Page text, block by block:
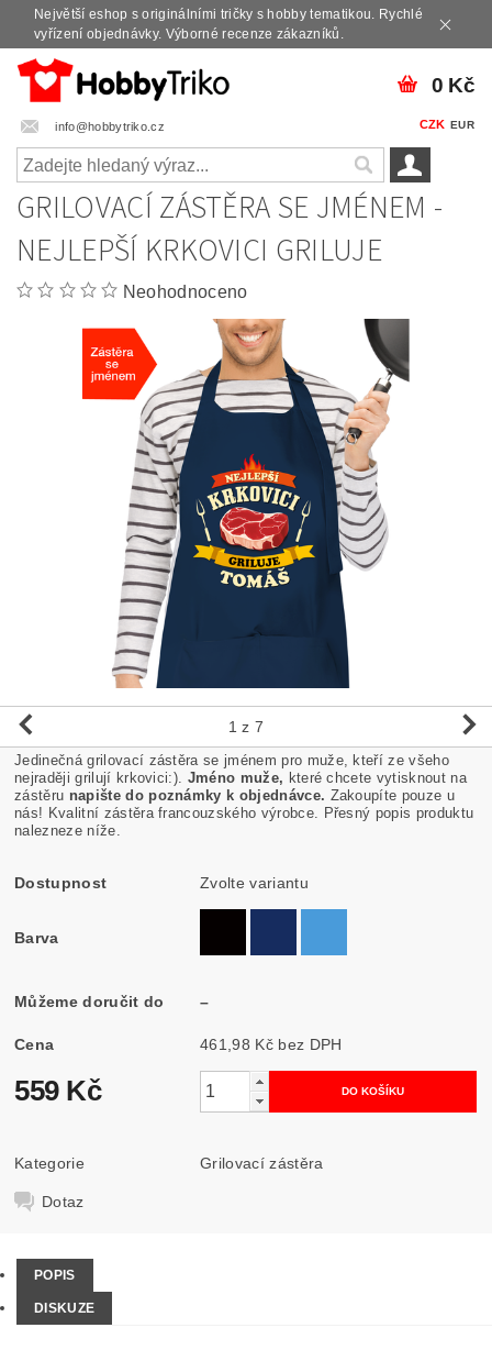
Největší eshop s originálními tričky s hobby tematikou. Rychlé
vyřízení objednávky. Výborné recenze zákazníků.
info@hobbytriko.cz CZK EUR
0 Kč
GRILOVACÍ ZÁSTĚRA SE JMÉNEM -
NEJLEPŠÍ KRKOVICI GRILUJE
Neohodnoceno
1 z 7
Jedinečná grilovací zástěra se jménem pro muže, kteří ze všeho
nejraději grilují krkovici:). Jméno muže, které chcete vytisknout na
zástěru napište do poznámky k objednávce. Zakoupíte pouze u
nás! Kvalitní zástěra francouzského výrobce. Přesný popis produktu
nalezneze níže.
Dostupnost Zvolte variantu
Barva
Můžeme doručit do –
Cena 461,98 Kč bez DPH
559 Kč
Kategorie Grilovací zástěra
Dotaz
POPIS
DISKUZE